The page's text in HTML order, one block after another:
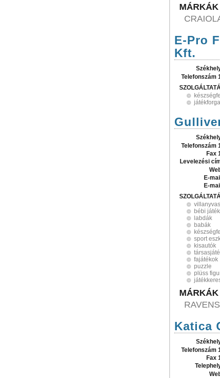
MÁRKÁK
E-Pro
Kft.
Telefonszám
Telefonszám
Fax
Levelezési
E-
E-
bébi
labdák
babák
sport
kisautók
fajátékok
puzzle
plüss
MÁRKÁK
Katica
Telefonszám
Fax